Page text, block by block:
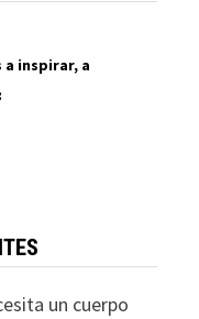
a inspirar, a
un cuerpo